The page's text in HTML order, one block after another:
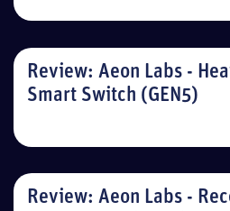
Review: Aeon Labs -
Smart Switch (GEN5)
Review: Aeon Labs -